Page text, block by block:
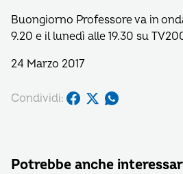
Buongiorno Professore va in
9.20 e il lunedì alle 19.30 su
24 Marzo 2017
Condividi:
Potrebbe anche